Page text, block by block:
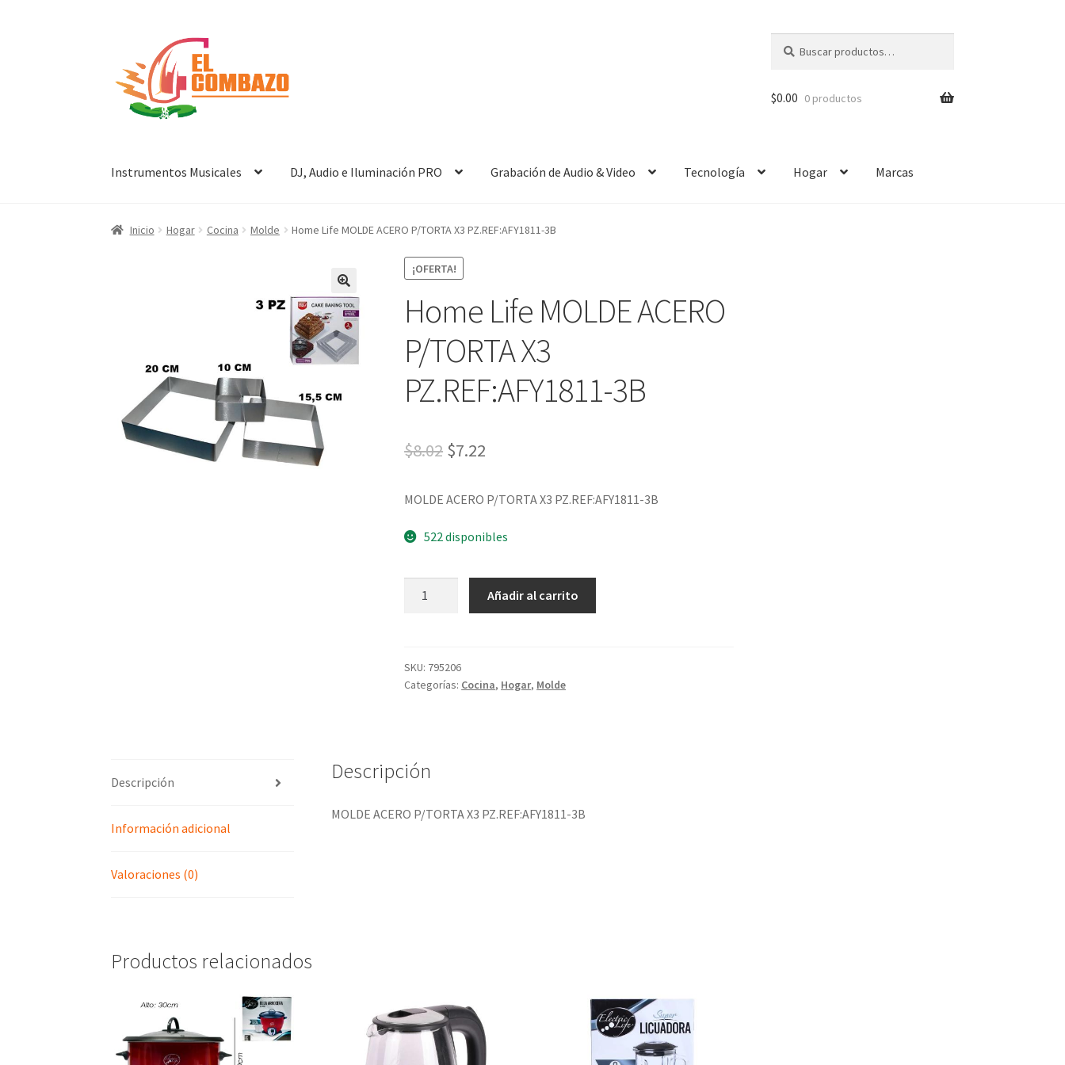
Instrumentos Musicales DJ, Audio e Iluminación PRO Grabación de Audio & Video Tecnología Hogar Marcas
$0.00 0 productos
Inicio Hogar Cocina Molde Home Life MOLDE ACERO P/TORTA X3 PZ.REF:AFY1811-3B
¡OFERTA!
Home Life MOLDE ACERO
P/TORTA X3
PZ.REF:AFY1811-3B
$8.02 $7.22
MOLDE ACERO P/TORTA X3 PZ.REF:AFY1811-3B
522 disponibles
Añadir al carrito
SKU: 795206
Categorías: Cocina, Hogar, Molde
Descripción
Información adicional
Valoraciones (0)
Descripción
MOLDE ACERO P/TORTA X3 PZ.REF:AFY1811-3B
Productos relacionados